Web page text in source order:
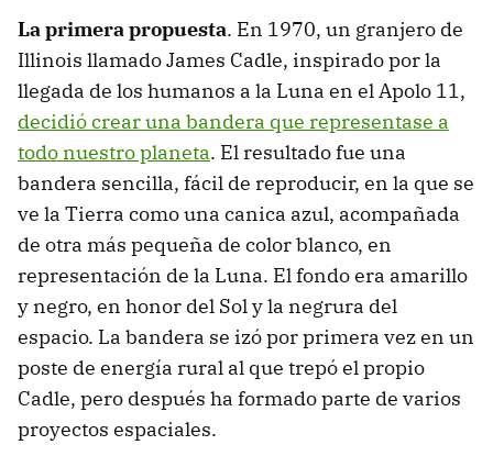
La primera propuesta. En 1970, un granjero de
Illinois llamado James Cadle, inspirado por la
llegada de los humanos a la Luna en el Apolo 11,
decidió crear una bandera que representase a
todo nuestro planeta. El resultado fue una
bandera sencilla, fácil de reproducir, en la que se
ve la Tierra como una canica azul, acompañada
de otra más pequeña de color blanco, en
representación de la Luna. El fondo era amarillo
y negro, en honor del Sol y la negrura del
espacio. La bandera se izó por primera vez en un
poste de energía rural al que trepó el propio
Cadle, pero después ha formado parte de varios
proyectos espaciales.